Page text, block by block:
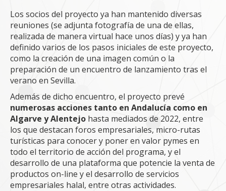
Los socios del proyecto ya han mantenido diversas
reuniones (se adjunta fotografía de una de ellas,
realizada de manera virtual hace unos días) y ya han
definido varios de los pasos iniciales de este proyecto,
como la creación de una imagen común o la
preparación de un encuentro de lanzamiento tras el
verano en Sevilla.
Además de dicho encuentro, el proyecto prevé
numerosas acciones tanto en Andalucía como en
Algarve y Alentejo hasta mediados de 2022, entre
los que destacan foros empresariales, micro-rutas
turísticas para conocer y poner en valor pymes en
todo el territorio de acción del programa, y el
desarrollo de una plataforma que potencie la venta de
productos on-line y el desarrollo de servicios
empresariales halal, entre otras actividades.